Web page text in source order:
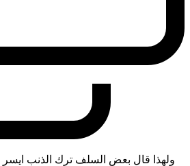
ولهذا قال بعض السلف ترك الذنب ايسر